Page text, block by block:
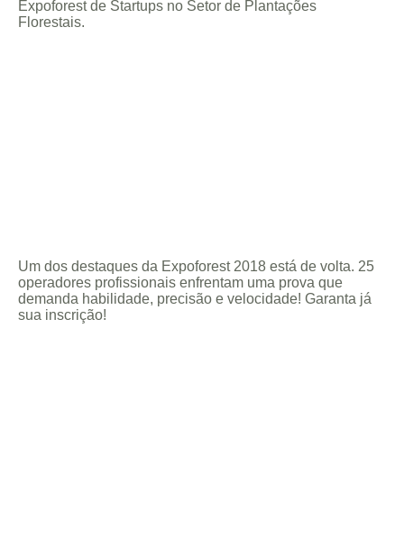
Expoforest de Startups no Setor de Plantações
Florestais.
Um dos destaques da Expoforest 2018 está de volta. 25
operadores profissionais enfrentam uma prova que
demanda habilidade, precisão e velocidade! Garanta já
sua inscrição!